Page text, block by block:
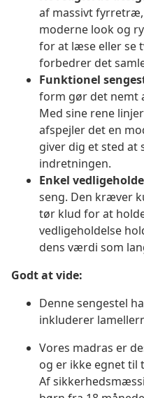
af massivt
moderne look og
for at læse eller se
forbedrer det
Funktionel
form gør det nemt
Med sine rene
afspejler det en
giver dig et sted at
indretningen.
Enkel
seng. Den kræver
tør klud for at
vedligeholdelse
dens værdi som
Godt at vide:
Denne sengestel
inkluderer
Vores madras er
og er ikke egnet til
Af